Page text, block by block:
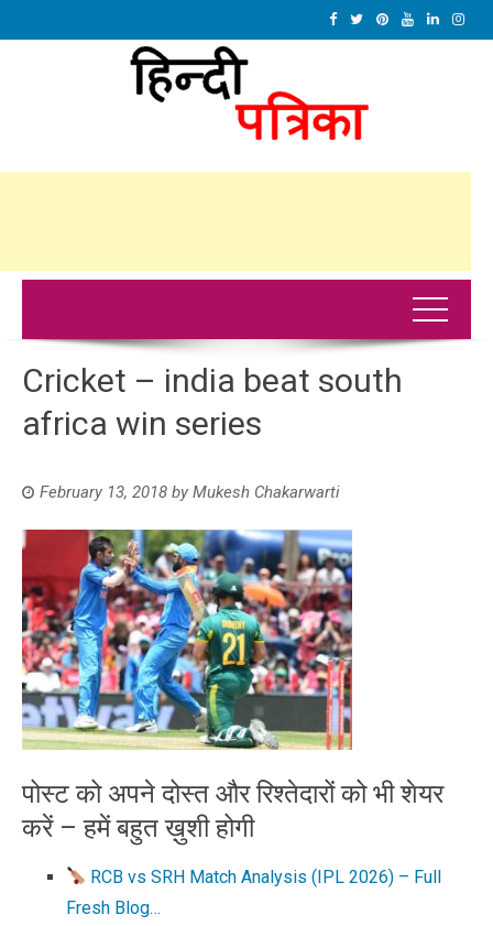
Cricket – india beat south
africa win series
February 13, 2018 by Mukesh Chakarwarti
पोस्ट को अपने दोस्त और रिश्तेदारों को भी शेयर
करें – हमें बहुत ख़ुशी होगी
RCB vs SRH Match Analysis (IPL 2026) – Full
Fresh Blog…